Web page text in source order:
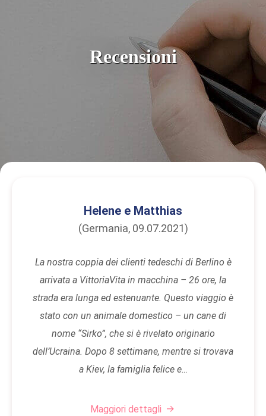
Recensioni
Helene e Matthias
(Germania, 09.07.2021)
La nostra coppia dei clienti tedeschi di Berlino è
arrivata a VittoriaVita in macchina – 26 ore, la
strada era lunga ed estenuante. Questo viaggio è
stato con un animale domestico – un cane di
nome “Sirko”, che si è rivelato originario
dell’Ucraina. Dopo 8 settimane, mentre si trovava
a Kiev, la famiglia felice e…
Maggiori dettagli